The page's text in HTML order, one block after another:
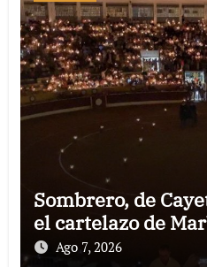
Sombrero, de
el cartelazo de
Ago 7, 2026